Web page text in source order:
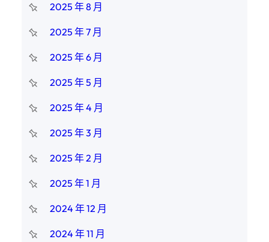
2025 年 8 月
2025 年 7 月
2025 年 6 月
2025 年 5 月
2025 年 4 月
2025 年 3 月
2025 年 2 月
2025 年 1 月
2024 年 12 月
2024 年 11 月